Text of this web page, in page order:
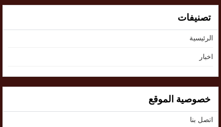
تصنيفات
الرئيسية
اخبار
خصوصية الموقع
اتصل بنا